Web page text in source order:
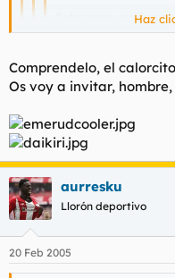
Sabreman,
madre, hoy es su
Haz
Tiene msn.
Haz
Bueno, también me vale
Haz
Comprendelo, el
Os voy a invitar,
aurresku
Llorón deportivo
20 Feb 2005